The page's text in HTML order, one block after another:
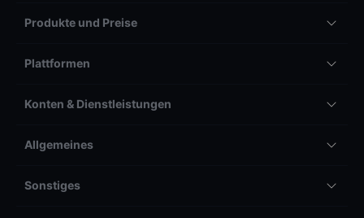
Produkte und Preise
Plattformen
Konten & Dienstleistungen
Allgemeines
Sonstiges